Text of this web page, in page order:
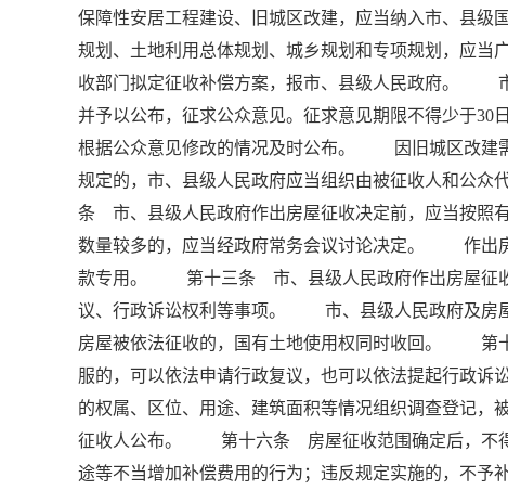
保障性安居工程建设、旧城区改建，应当纳入市、县
规划、土地利用总体规划、城乡规划和专项规划，
收部门拟定征收补偿方案，报市、县级人民政府。
并予以公布，征求公众意见。征求意见期限不得少
根据公众意见修改的情况及时公布。 因旧城区改建
规定的，市、县级人民政府应当组织由被征收人和公
条 市、县级人民政府作出房屋征收决定前，应当按照
数量较多的，应当经政府常务会议讨论决定。 作出
款专用。 第十三条 市、县级人民政府作出房屋征收
议、行政诉讼权利等事项。 市、县级人民政府及房
房屋被依法征收的，国有土地使用权同时收回。 第
服的，可以依法申请行政复议，也可以依法提起行
的权属、区位、用途、建筑面积等情况组织调查登记，
征收人公布。 第十六条 房屋征收范围确定后，不得
途等不当增加补偿费用的行为；违反规定实施的，不